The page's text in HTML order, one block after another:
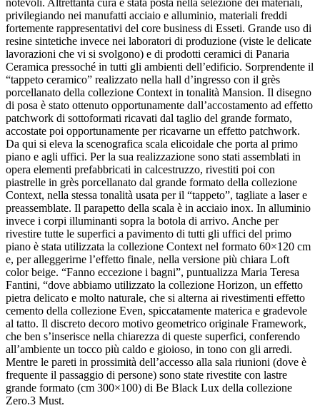
notevoli. Altrettanta cura è stata posta nella selezione dei materiali,
privilegiando nei manufatti acciaio e alluminio, materiali freddi
fortemente rappresentativi del core business di Esseti. Grande uso di
resine sintetiche invece nei laboratori di produzione (viste le delicate
lavorazioni che vi si svolgono) e di prodotti ceramici di Panaria
Ceramica pressoché in tutti gli ambienti dell’edificio. Sorprendente il
“tappeto ceramico” realizzato nella hall d’ingresso con il grès
porcellanato della collezione Context in tonalità Mansion. Il disegno
di posa è stato ottenuto opportunamente dall’accostamento ad effetto
patchwork di sottoformati ricavati dal taglio del grande formato,
accostate poi opportunamente per ricavarne un effetto patchwork.
Da qui si eleva la scenografica scala elicoidale che porta al primo
piano e agli uffici. Per la sua realizzazione sono stati assemblati in
opera elementi prefabbricati in calcestruzzo, rivestiti poi con
piastrelle in grès porcellanato dal grande formato della collezione
Context, nella stessa tonalità usata per il “tappeto”, tagliate a laser e
preassemblate. Il parapetto della scala è in acciaio inox. In alluminio
invece i corpi illuminanti sopra la botola di arrivo. Anche per
rivestire tutte le superfici a pavimento di tutti gli uffici del primo
piano è stata utilizzata la collezione Context nel formato 60×120 cm
e, per alleggerirne l’effetto finale, nella versione più chiara Loft
color beige. “Fanno eccezione i bagni”, puntualizza Maria Teresa
Fantini, “dove abbiamo utilizzato la collezione Horizon, un effetto
pietra delicato e molto naturale, che si alterna ai rivestimenti effetto
cemento della collezione Even, spiccatamente materica e gradevole
al tatto. Il discreto decoro motivo geometrico originale Framework,
che ben s’inserisce nella chiarezza di queste superfici, conferendo
all’ambiente un tocco più caldo e gioioso, in tono con gli arredi.
Mentre le pareti in prossimità dell’accesso alla sala riunioni (dove è
frequente il passaggio di persone) sono state rivestite con lastre
grande formato (cm 300×100) di Be Black Lux della collezione
Zero.3 Must.